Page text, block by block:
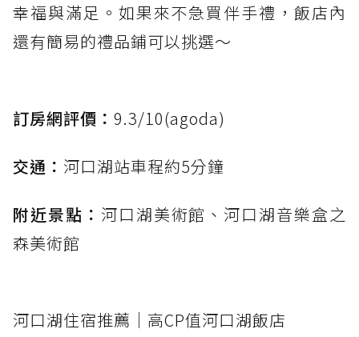
幸福與滿足。如果來不急買伴手禮，飯店內
還有簡易的禮品鋪可以挑選～
訂房網評價： 9.3/10(agoda)
交通： 河口湖站車程約5分鐘
附近景點： 河口湖美術館、河口湖音樂盒之
森美術館
河口湖住宿推薦｜高CP值河口湖飯店